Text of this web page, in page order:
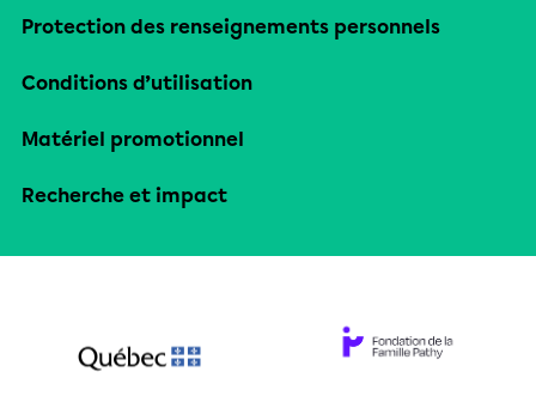
Protection des renseignements personnels
Conditions d’utilisation
Matériel promotionnel
Recherche et impact